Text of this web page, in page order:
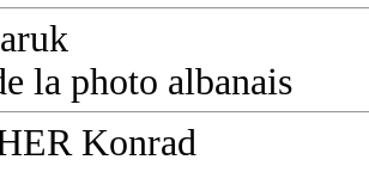
la photo albanais
Konrad